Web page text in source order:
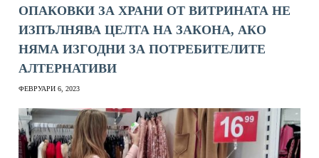
ОПАКОВКИ ЗА ХРАНИ ОТ ВИТРИНАТА НЕ
ИЗПЪЛНЯВА ЦЕЛТА НА ЗАКОНА, АКО
НЯМА ИЗГОДНИ ЗА ПОТРЕБИТЕЛИТЕ
АЛТЕРНАТИВИ
ФЕВРУАРИ 6, 2023